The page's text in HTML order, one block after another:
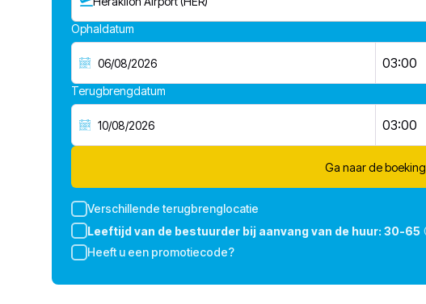
Ophaldatum
03:00
Terugbrengdatum
03:00
Ga naar de boeking
Verschillende terugbrenglocatie
Leeftijd van de bestuurder bij aanvang van de huur: 30-65
Heeft u een promotiecode?